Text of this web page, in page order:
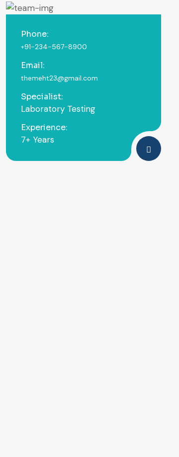
Phone:
+91-234-567-8900
Email:
themeht23@gmail.com
Specialist:
Laboratory Testing
Experience:
7+ Years